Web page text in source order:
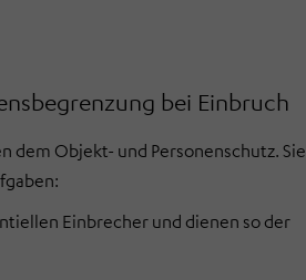
bei Einbruch
dem Objekt- und Personenschutz. Sie
Einbrecher und dienen so der